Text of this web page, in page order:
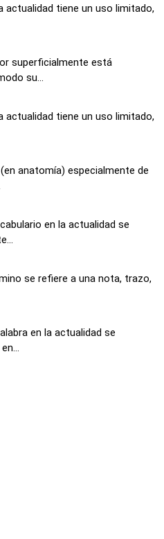
actualidad tiene un uso limitado,
superficialmente está
su...
actualidad tiene un uso limitado,
anatomía) especialmente de
en la actualidad se
se refiere a una nota, trazo,
en la actualidad se